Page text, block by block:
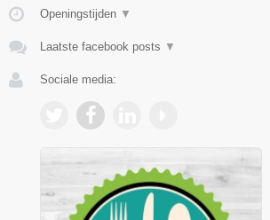
Openingstijden ▼
Laatste facebook posts ▼
Sociale media: